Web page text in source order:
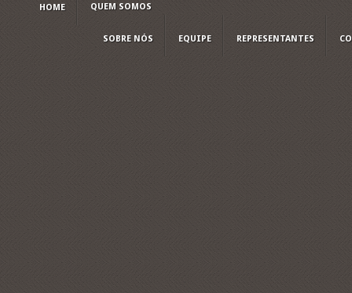
HOME QUEM SOMOS
SOBRE NÓS EQUIPE REPRESENTANTES